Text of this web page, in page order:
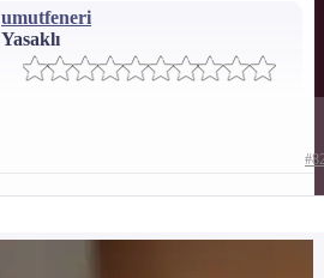
umutfeneri
Yasaklı